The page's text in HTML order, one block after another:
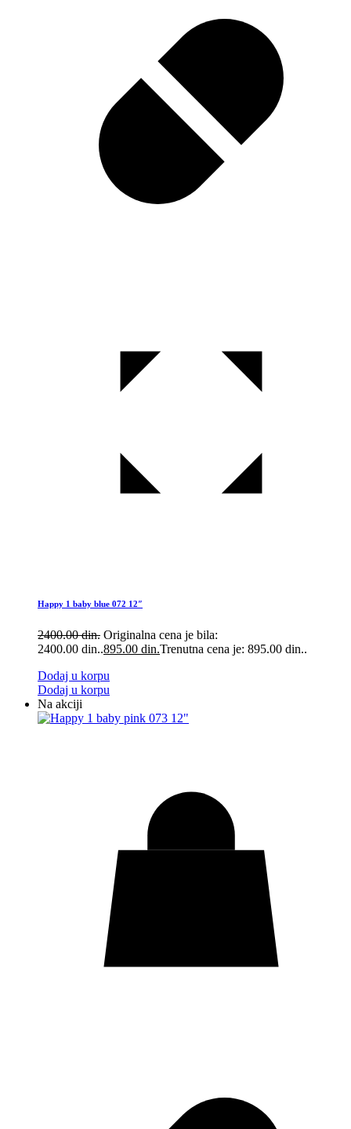
Happy 1 baby blue 072 12″
2400.00din. Originalna cena je bila:
2400.00 din..895.00 din.Trenutna cena je: 895.00 din..
Dodaj u korpu
Dodaj u korpu
Na akciji